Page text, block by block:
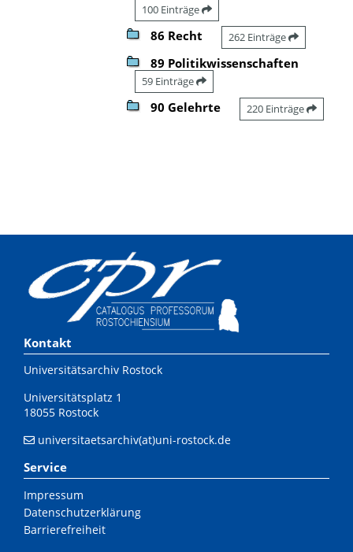
100 Einträge
86 Recht 262 Einträge
89 Politikwissenschaften
59 Einträge
90 Gelehrte 220 Einträge
Kontakt
Universitätsarchiv Rostock
Universitätsplatz 1
18055 Rostock
universitaetsarchiv(at)uni-rostock.de
Service
Impressum
Datenschutzerklärung
Barrierefreiheit